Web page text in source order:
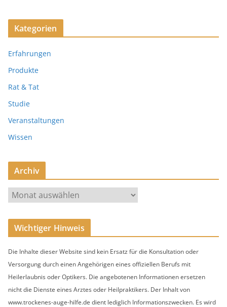
Kategorien
Erfahrungen
Produkte
Rat & Tat
Studie
Veranstaltungen
Wissen
Archiv
r
c
v
Wichtiger Hinweis
Die Inhalte dieser Website sind kein Ersatz für die Konsultation oder
Versorgung durch einen Angehörigen eines offiziellen Berufs mit
Heilerlaubnis oder Optikers. Die angebotenen Informationen ersetzen
nicht die Dienste eines Arztes oder Heilpraktikers. Der Inhalt von
www.trockenes-auge-hilfe.de dient lediglich Informationszwecken. Es wird